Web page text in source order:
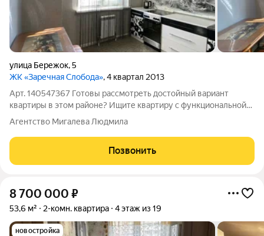
улица Бережок,5
ЖК «Заречная Слобода», 4 квартал 2013
Арт. 140547367 Готовы рассмотреть достойный вариант
квартиры в этом районе? Ищите квартиру с функциональной
планировкой? Хотите жить рядом с лесным массивом и
речкой? Тогда эта квартира именно для Вас! Светлая и
просторная квартира с улучшенной
Агентство Мигалева Людмила
Позвонить
8 700 000 ₽
53,6 м² 2-комн. квартира 4 этаж из 19
новостройка